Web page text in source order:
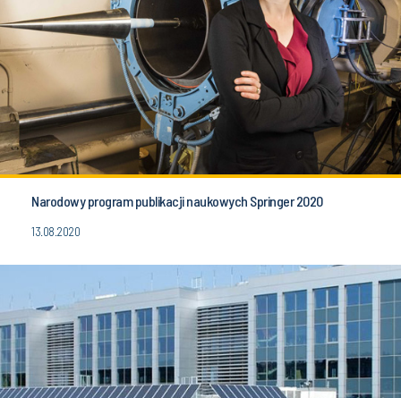
Narodowy program publikacji naukowych Springer 2020
13.08.2020